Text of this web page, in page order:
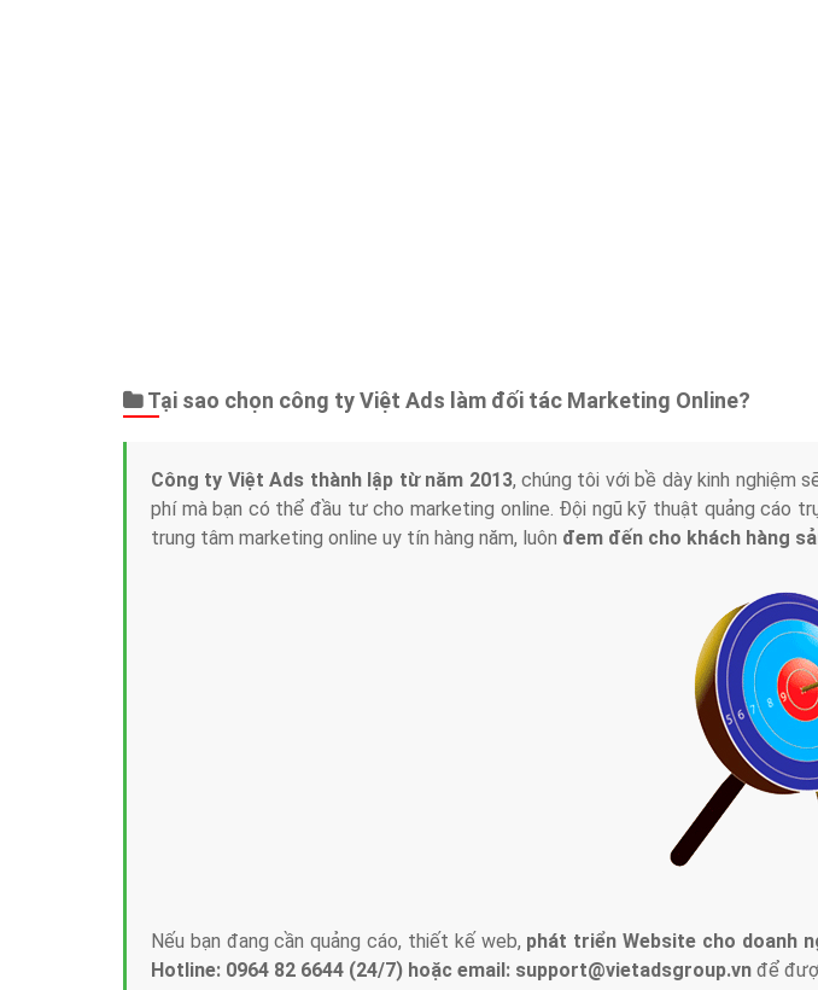
Tại sao chọn công ty Việt Ads làm đối tác Marketing Online?
Công ty Việt Ads thành lập từ năm 2013, chúng tôi với bề dày kinh nghiệm
phí mà bạn có thể đầu tư cho marketing online. Đội ngũ kỹ thuật quảng cáo
trung tâm marketing online uy tín hàng năm, luôn đem đến cho khách hàng
Nếu bạn đang cần quảng cáo, thiết kế web, phát triển Website cho doanh
Hotline: 0964 82 6644 (24/7) hoặc email: support@vietadsgroup.vn để